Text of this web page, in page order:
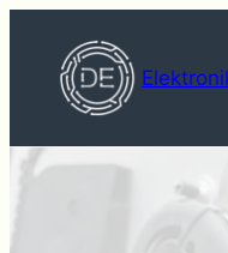
innhold